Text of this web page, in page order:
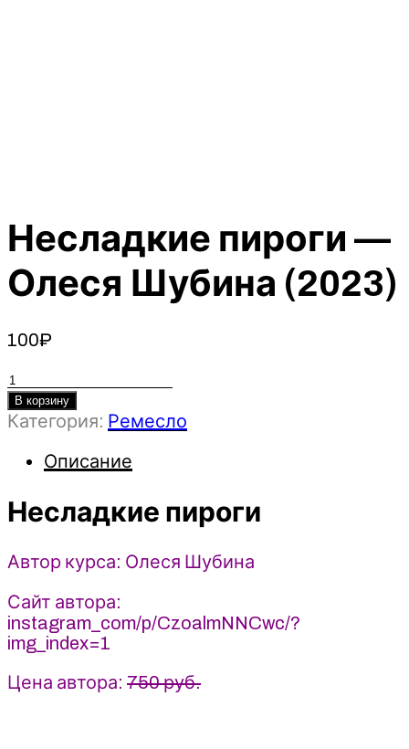
Несладкие пироги —
Олеся Шубина (2023)
100₽
Количество
товара
Несладкие
Шубина
(2023)
В корзину
Категория: Ремесло
Описание
Несладкие пироги
Автор курса: Олеся Шубина
Сайт автора:
instagram_com/p/CzoalmNNCwc/?
img_index=1
Цена автора: 750 руб.